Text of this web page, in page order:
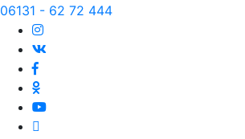
06131 - 62 72 444